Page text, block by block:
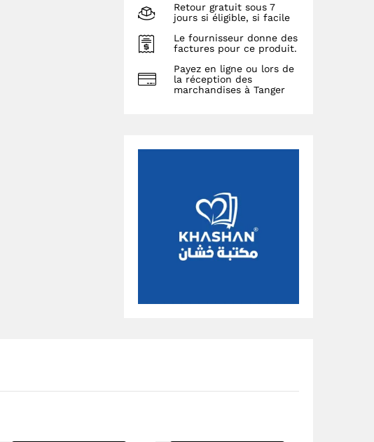
Retour gratuit sous 7
jours si éligible, si facile
Le fournisseur donne des
factures pour ce produit.
Payez en ligne ou lors de
la réception des
marchandises à Tanger